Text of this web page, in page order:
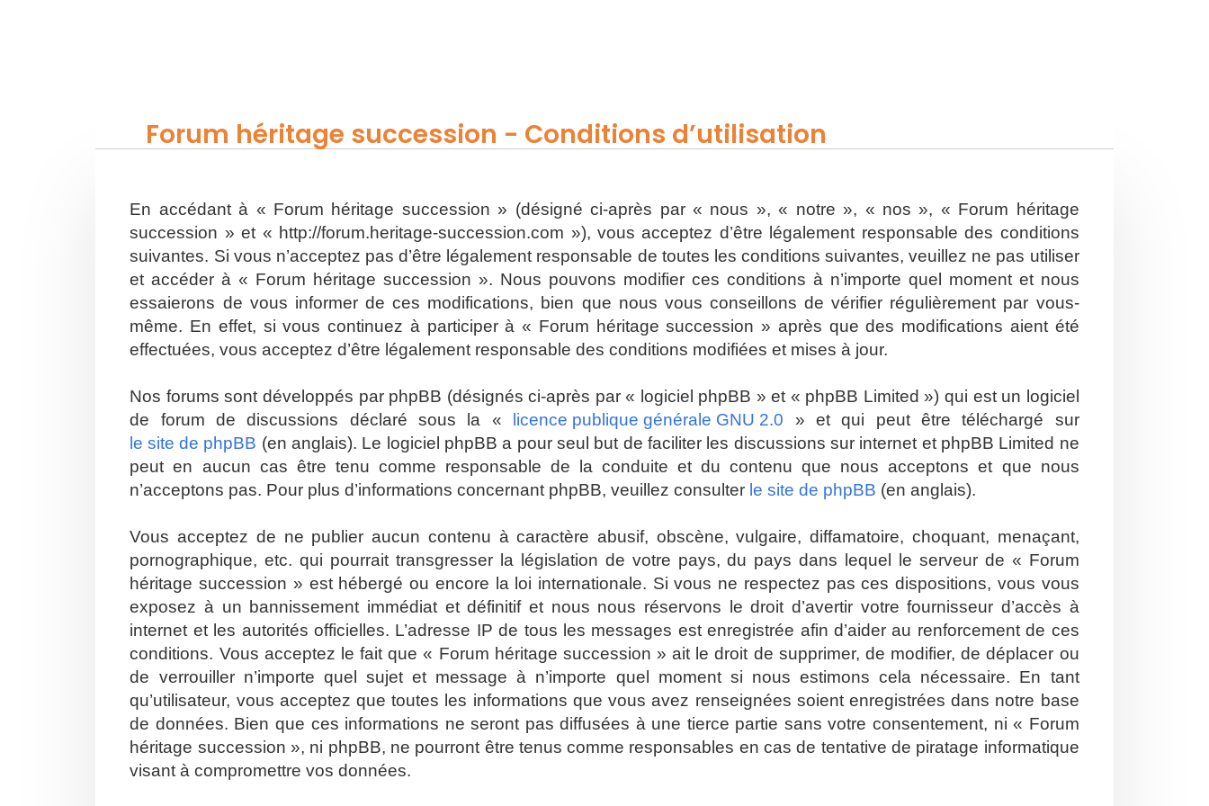
Forum héritage succession - Conditions d’utilisation
En accédant à « Forum héritage succession » (désigné ci-après par « nous », « notre », « nos », « Forum héritage
succession » et « http://forum.heritage-succession.com »), vous acceptez d’être légalement responsable des conditions
suivantes. Si vous n’acceptez pas d’être légalement responsable de toutes les conditions suivantes, veuillez ne pas utiliser
et accéder à « Forum héritage succession ». Nous pouvons modifier ces conditions à n’importe quel moment et nous
essaierons de vous informer de ces modifications, bien que nous vous conseillons de vérifier régulièrement par vous-
même. En effet, si vous continuez à participer à « Forum héritage succession » après que des modifications aient été
effectuées, vous acceptez d’être légalement responsable des conditions modifiées et mises à jour.
Nos forums sont développés par phpBB (désignés ci-après par « logiciel phpBB » et « phpBB Limited ») qui est un logiciel
de forum de discussions déclaré sous la «
licence publique générale GNU 2.0 » et qui peut être téléchargé sur
le site de phpBB (en anglais). Le logiciel phpBB a pour seul but de faciliter les discussions sur internet et phpBB Limited ne
peut en aucun cas être tenu comme responsable de la conduite et du contenu que nous acceptons et que nous
n’acceptons pas. Pour plus d’informations concernant phpBB, veuillez consulter le site de phpBB (en anglais).
Vous acceptez de ne publier aucun contenu à caractère abusif, obscène, vulgaire, diffamatoire, choquant, menaçant,
pornographique, etc. qui pourrait transgresser la législation de votre pays, du pays dans lequel le serveur de « Forum
héritage succession » est hébergé ou encore la loi internationale. Si vous ne respectez pas ces dispositions, vous vous
exposez à un bannissement immédiat et définitif et nous nous réservons le droit d’avertir votre fournisseur d’accès à
internet et les autorités officielles. L’adresse IP de tous les messages est enregistrée afin d’aider au renforcement de ces
conditions. Vous acceptez le fait que « Forum héritage succession » ait le droit de supprimer, de modifier, de déplacer ou
de verrouiller n’importe quel sujet et message à n’importe quel moment si nous estimons cela nécessaire. En tant
qu’utilisateur, vous acceptez que toutes les informations que vous avez renseignées soient enregistrées dans notre base
de données. Bien que ces informations ne seront pas diffusées à une tierce partie sans votre consentement, ni « Forum
héritage succession », ni phpBB, ne pourront être tenus comme responsables en cas de tentative de piratage informatique
visant à compromettre vos données.